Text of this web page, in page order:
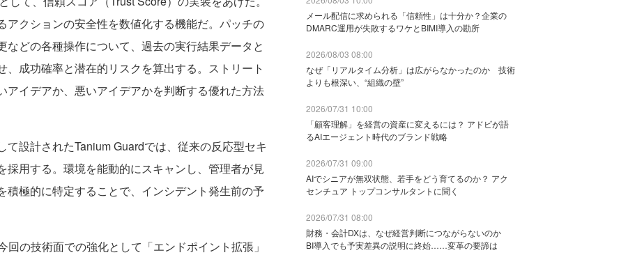
アクションの安全性を数値化する機能だ。パッチの
どの各種操作について、過去の実行結果データと
、成功確率と潜在的リスクを算出する。ストリート
アイデアか、悪いアイデアかを判断する優れた方法
設計されたTanium Guardでは、従来の反応型セキ
採用する。環境を能動的にスキャンし、管理者が見
積極的に特定することで、インシデント発生前の予
の技術面での強化として「エンドポイント拡張」
メール配信に求められる「信頼性」は十分か？企業の
DMARC運用が失敗するワケとBIMI導入の勘所
2026/08/03 08:00
なぜ「リアルタイム分析」は広がらなかったのか 技術
よりも根深い、“組織の壁”
2026/07/31 10:00
「顧客理解」を経営の資産に変えるには？ アドビが語
るAIエージェント時代のブランド戦略
2026/07/31 09:00
AIでシニアが無双状態、若手をどう育てるのか？ アク
センチュア トップコンサルタントに聞く
2026/07/31 08:00
財務・会計DXは、なぜ経営判断につながらないのか
BI導入でも予実差異の説明に終始……変革の要諦は